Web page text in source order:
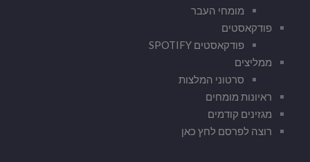
מומחי העבר
פודקאסטים
פודקאסטים SPOTIFY
ממליצים
סרטוני המלצות
ראיונות מומחים
מגזינים קודמים
רוצה לפרסם לחץ כאן